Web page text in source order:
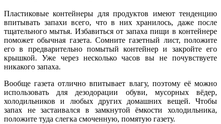
Пластиковые контейнеры для продуктов имеют тенденцию
впитывать запахи всего, что в них хранилось, даже после
тщательного мытья. Избавиться от запаха пищи в контейнере
поможет обычная газета. Сомните газетный лист, положите
его в предварительно помытый контейнер и закройте его
крышкой. Уже через несколько часов вы не почувствуете
никакого запаха.
Вообще газета отлично впитывает влагу, поэтому её можно
использовать для дезодорации обуви, мусорных вёдер,
холодильников и любых других домашних вещей. Чтобы
запах не застаивался в замкнутой ёмкости холодильника,
положите туда слегка смоченную, помятую газету.